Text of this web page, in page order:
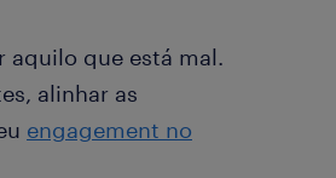
aquilo que está mal.
alinhar as
engagement no